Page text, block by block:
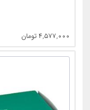
۴,۵۷۷,۰۰۰ تومان